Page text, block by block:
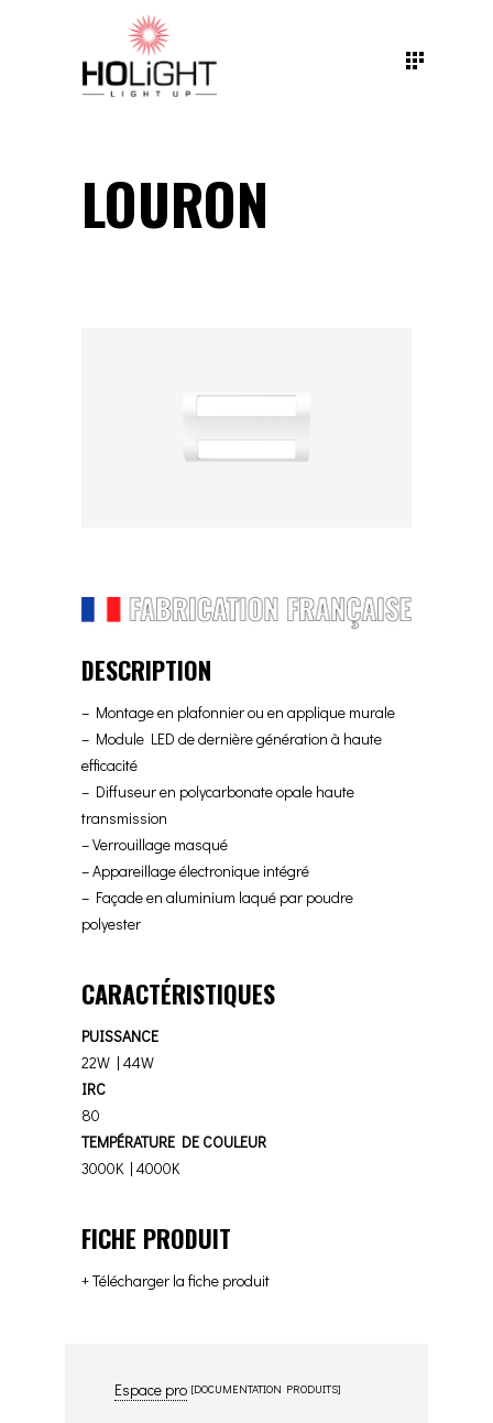
LOURON
DESCRIPTION
– Montage en plafonnier ou en applique murale
– Module LED de dernière génération à haute
efficacité
– Diffuseur en polycarbonate opale haute
transmission
– Verrouillage masqué
– Appareillage électronique intégré
– Façade en aluminium laqué par poudre
polyester
CARACTÉRISTIQUES
PUISSANCE
22W | 44W
IRC
80
TEMPÉRATURE DE COULEUR
3000K | 4000K
FICHE PRODUIT
+ Télécharger la fiche produit
Espace pro [DOCUMENTATION PRODUITS]